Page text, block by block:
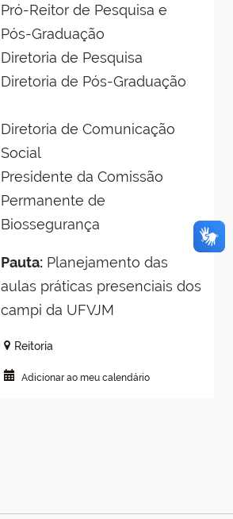
Pró-Reitor de Pesquisa e
Pós-Graduação
Diretoria de Pesquisa
Diretoria de Pós-Graduação
Diretoria de Comunicação
Social
Presidente da Comissão
Permanente de
Biossegurança
Pauta:Planejamento das
aulas práticas presenciais dos
campi da UFVJM
Reitoria
Adicionar ao meu calendário